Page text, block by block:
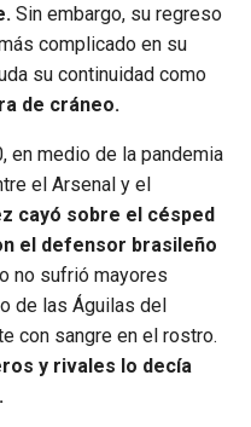
Sin embargo, su regreso
complicado en su
su continuidad como
de cráneo.
en medio de la pandemia
el Arsenal y el
cayó sobre el césped
el defensor brasileño
no sufrió mayores
de las Águilas del
con sangre en el rostro.
y rivales lo decía